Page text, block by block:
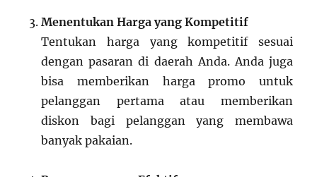
Menentukan Harga yang Kompetitif
Tentukan harga yang kompetitif sesuai
dengan pasaran di daerah Anda. Anda juga
bisa memberikan harga promo untuk
pelanggan pertama atau memberikan
diskon bagi pelanggan yang membawa
banyak pakaian.